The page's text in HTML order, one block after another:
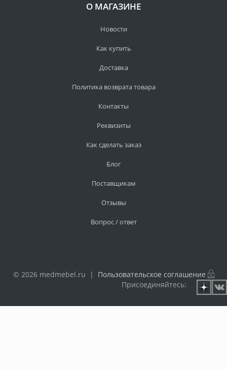
О МАГАЗИНЕ
Новости
Как купить
Доставка
Политика возврата товара
Контакты
Реквизиты
Как сделать заказ
Блог
Поставщикам
Отзывы
Вопрос / ответ
© 2026 medmebel.ru | Пользовательское соглашение
Присоединяйтесь: